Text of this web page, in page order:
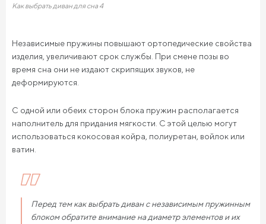
Как выбрать диван для сна 4
Независимые пружины повышают ортопедические свойства
изделия, увеличивают срок службы. При смене позы во
время сна они не издают скрипящих звуков, не
деформируются.
С одной или обеих сторон блока пружин располагается
наполнитель для придания мягкости. С этой целью могут
использоваться кокосовая койра, полиуретан, войлок или
ватин.
Перед тем как выбрать диван с независимым пружинным
блоком обратите внимание на диаметр элементов и их